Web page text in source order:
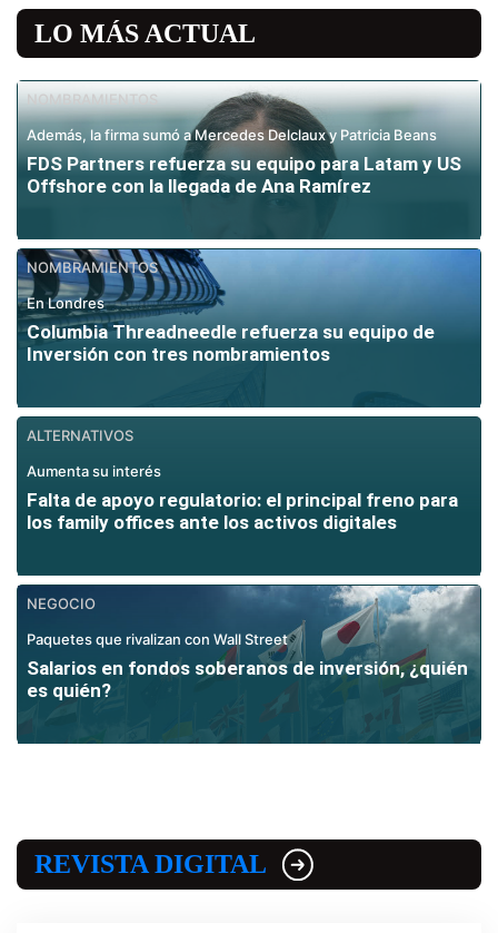
LO MÁS ACTUAL
NOMBRAMIENTOS
Además, la firma sumó a Mercedes Delclaux y Patricia Beans
FDS Partners refuerza su equipo para Latam y US
Offshore con la llegada de Ana Ramírez
NOMBRAMIENTOS
En Londres
Columbia Threadneedle refuerza su equipo de
Inversión con tres nombramientos
ALTERNATIVOS
Aumenta su interés
Falta de apoyo regulatorio: el principal freno para
los family offices ante los activos digitales
NEGOCIO
Paquetes que rivalizan con Wall Street
Salarios en fondos soberanos de inversión, ¿quién
es quién?
REVISTA DIGITAL